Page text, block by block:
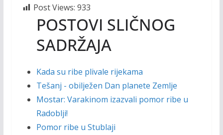
Post Views: 933
POSTOVI SLIČNOG
SADRŽAJA
Kada su ribe plivale rijekama
Tešanj - obilježen Dan planete Zemlje
Mostar: Varakinom izazvali pomor ribe u
Radoblji!
Pomor ribe u Stublaji